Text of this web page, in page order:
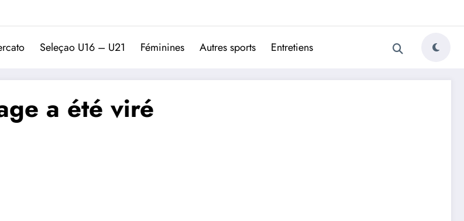
Trivela
L'actualité du football portugais
Seleçao U16 – U21 Féminines Autres sports Entretiens
a été viré